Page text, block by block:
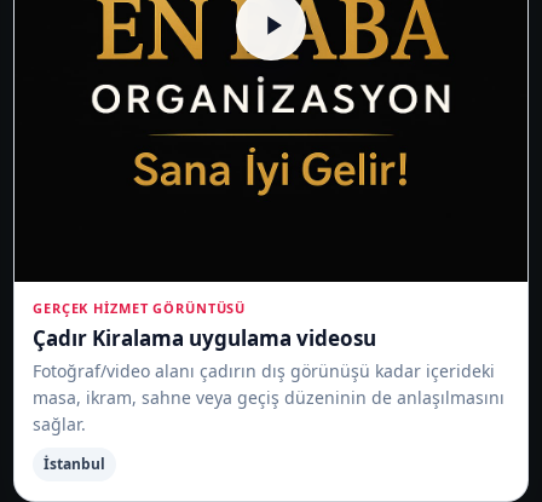
GERÇEK HIZMET GÖRÜNTÜSÜ
Çadır Kiralama uygulama videosu
Fotoğraf/video alanı çadırın dış görünüşü kadar içerideki
masa, ikram, sahne veya geçiş düzeninin de anlaşılmasını
sağlar.
İstanbul